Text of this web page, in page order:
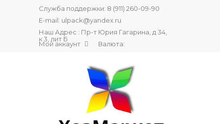
Служба поддержки: 8 (911) 260-09-90
E-mail: ulpack@yandex.ru
Наш Адрес : Пр-т Юрия Гагарина, д 34,
к 3, лит Б
Мой аккаунт Валюта: